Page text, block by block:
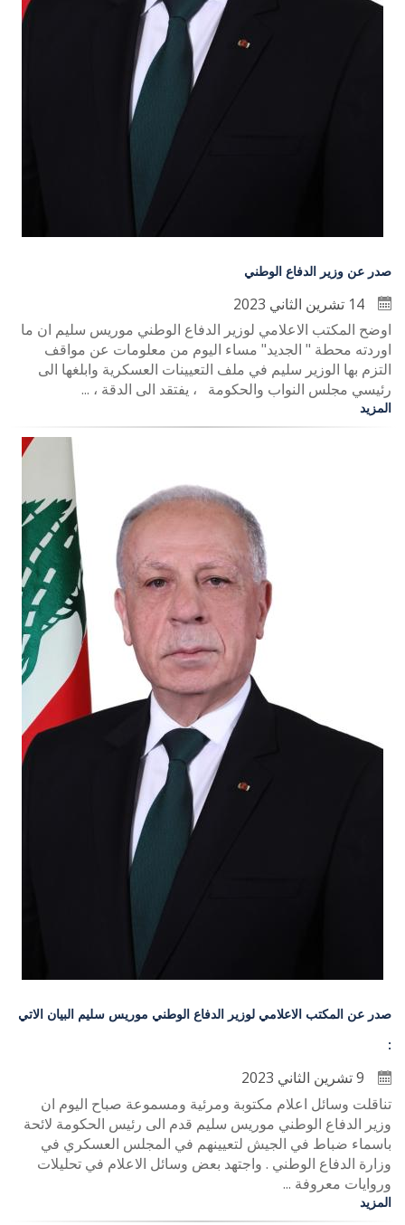
صدر عن وزير الدفاع الوطني
اوضح المكتب الاعلامي لوزير الدفاع الوطني موريس سليم ان ما
اوردته محطة " الجديد" مساء اليوم من معلومات عن مواقف
التزم بها الوزير سليم في ملف التعيينات العسكرية وابلغها الى
رئيسي مجلس النواب والحكومة ، يفتقد الى الدقة ، ...
المزيد
صدر عن المكتب الاعلامي لوزير الدفاع الوطني موريس سليم البيان الاتي
:
تناقلت وسائل اعلام مكتوبة ومرئية ومسموعة صباح اليوم ان
وزير الدفاع الوطني موريس سليم قدم الى رئيس الحكومة لائحة
باسماء ضباط في الجيش لتعيينهم في المجلس العسكري في
وزارة الدفاع الوطني . واجتهد بعض وسائل الاعلام في تحليلات
وروايات معروفة ...
المزيد